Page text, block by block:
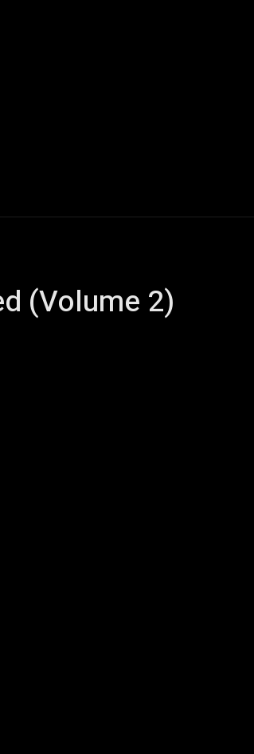
(Volume 2)